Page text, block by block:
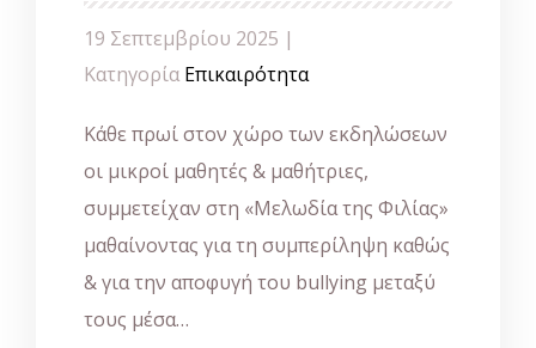
19 Σεπτεμβρίου 2025 |
Κατηγορία Επικαιρότητα
Κάθε πρωί στον χώρο των εκδηλώσεων
οι μικροί μαθητές & μαθήτριες,
συμμετείχαν στη «Μελωδία της Φιλίας»
μαθαίνοντας για τη συμπερίληψη καθώς
& για την αποφυγή του bullying μεταξύ
τους μέσα…